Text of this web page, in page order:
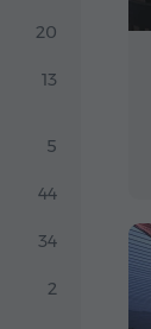
20
13
5
44
34
2